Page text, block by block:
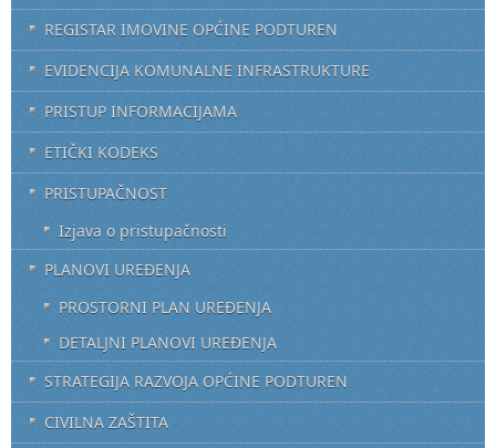
REGISTAR IMOVINE OPĆINE PODTUREN
EVIDENCIJA KOMUNALNE INFRASTRUKTURE
PRISTUP INFORMACIJAMA
ETIČKI KODEKS
PRISTUPAČNOST
Izjava o pristupačnosti
PLANOVI UREĐENJA
PROSTORNI PLAN UREĐENJA
DETALJNI PLANOVI UREĐENJA
STRATEGIJA RAZVOJA OPĆINE PODTUREN
CIVILNA ZAŠTITA